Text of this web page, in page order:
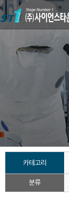
카테고리
분류